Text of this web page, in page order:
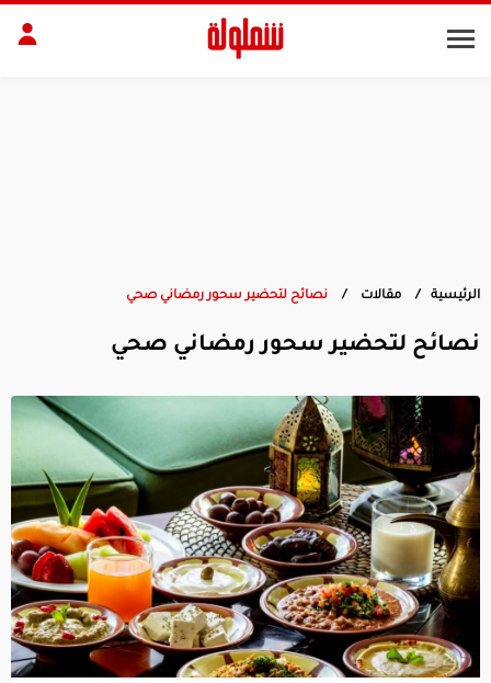
ديكور الرئيسية مقالات نصائح لتحضير سحور رمضاني صحي
نصائح لتحضير سحور رمضاني صحي